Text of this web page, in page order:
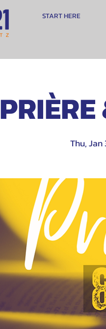
START HERE
Thu, Jan